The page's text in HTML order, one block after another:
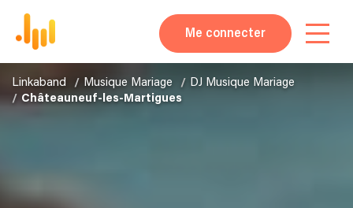
Me connecter
Linkaband Musique Mariage
DJ Musique Mariage
Châteauneuf-les-Martigues